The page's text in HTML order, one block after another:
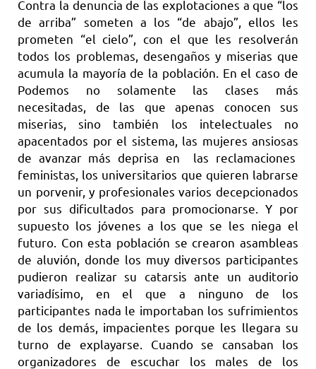
Contra la denuncia de las explotaciones a que “los
de arriba” someten a los “de abajo”, ellos les
prometen “el cielo”, con el que les resolverán
todos los problemas, desengaños y miserias que
acumula la mayoría de la población. En el caso de
Podemos no solamente las clases más
necesitadas, de las que apenas conocen sus
miserias, sino también los intelectuales no
apacentados por el sistema, las mujeres ansiosas
de avanzar más deprisa en las reclamaciones
feministas, los universitarios que quieren labrarse
un porvenir, y profesionales varios decepcionados
por sus dificultados para promocionarse. Y por
supuesto los jóvenes a los que se les niega el
futuro. Con esta población se crearon asambleas
de aluvión, donde los muy diversos participantes
pudieron realizar su catarsis ante un auditorio
variadísimo, en el que a ninguno de los
participantes nada le importaban los sufrimientos
de los demás, impacientes porque les llegara su
turno de explayarse. Cuando se cansaban los
organizadores de escuchar los males de los